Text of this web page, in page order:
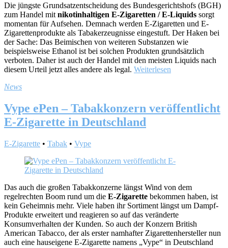
Die jüngste Grundsatzentscheidung des Bundesgerichtshofs (BGH)
zum Handel mit nikotinhaltigen E-Zigaretten / E-Liquids sorgt
momentan für Aufsehen. Demnach werden E-Zigaretten und E-
Zigarettenprodukte als Tabakerzeugnisse eingestuft. Der Haken bei
der Sache: Das Beimischen von weiteren Substanzen wie
beispielsweise Ethanol ist bei solchen Produkten grundsätzlich
verboten. Daher ist auch der Handel mit den meisten Liquids nach
diesem Urteil jetzt alles andere als legal. Weiterlesen
News
Vype ePen – Tabakkonzern veröffentlicht
E-Zigarette in Deutschland
E-Zigarette • Tabak • Vype
Das auch die großen Tabakkonzerne längst Wind von dem
regelrechten Boom rund um die E-Zigarette bekommen haben, ist
kein Geheimnis mehr. Viele haben ihr Sortiment längst um Dampf-
Produkte erweitert und reagieren so auf das veränderte
Konsumverhalten der Kunden. So auch der Konzern British
American Tabacco, der als erster namhafter Zigarettenhersteller nun
auch eine hauseigene E-Zigarette namens „Vype“ in Deutschland